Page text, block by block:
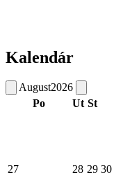
Kalendár
August2026
Po
Ut St
27 28 29 30